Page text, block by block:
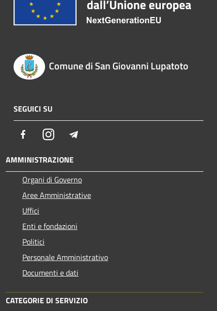
Comune di San Giovanni Lupatoto
SEGUICI SU
FacebookInstagram
AMMINISTRAZIONE
Organi di Governo
Aree Amministrative
Uffici
Enti e fondazioni
Politici
Personale Amministrativo
Documenti e dati
CATEGORIE DI SERVIZIO